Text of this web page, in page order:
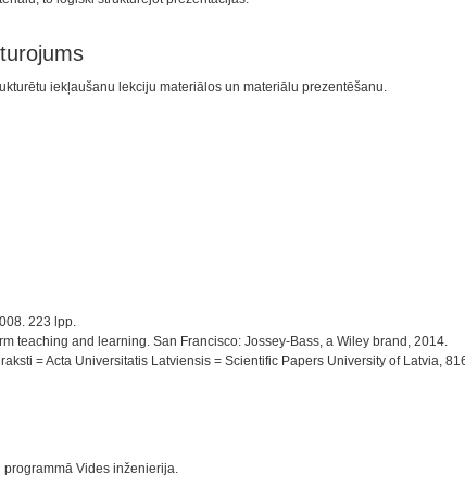
iekļaušanu lekciju materiālos un materiālu prezentēšanu.
223 lpp.
teaching and learning. San Francisco: Jossey-Bass, a Wiley brand, 2014.
= Acta Universitatis Latviensis = Scientific Papers University of Latvia,
Vides inženierija.